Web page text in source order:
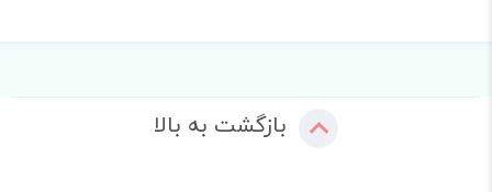
بازگشت به بالا